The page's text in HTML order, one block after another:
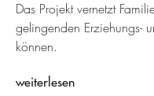
Das Projekt vernetzt
gelingenden Erziehungs-
können.
weiterlesen